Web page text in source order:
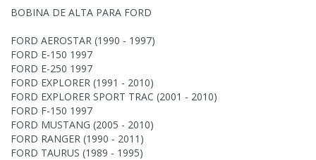
BOBINA DE ALTA PARA FORD
FORD AEROSTAR (1990 - 1997)
FORD E-150 1997
FORD E-250 1997
FORD EXPLORER (1991 - 2010)
FORD EXPLORER SPORT TRAC (2001 - 2010)
FORD F-150 1997
FORD MUSTANG (2005 - 2010)
FORD RANGER (1990 - 2011)
FORD TAURUS (1989 - 1995)